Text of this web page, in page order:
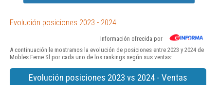
Evolución posiciones 2023 - 2024
Información ofrecida por
A continuación le mostramos la evolución de posiciones entre 2023 y 2024 de
Mobles Ferne Sl por cada uno de los rankings según sus ventas:
Evolución posiciones 2023 vs 2024 - Ventas